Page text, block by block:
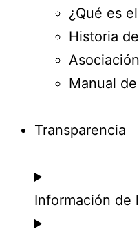
¿Qué es
Historia
Manual
Transparencia
Información de